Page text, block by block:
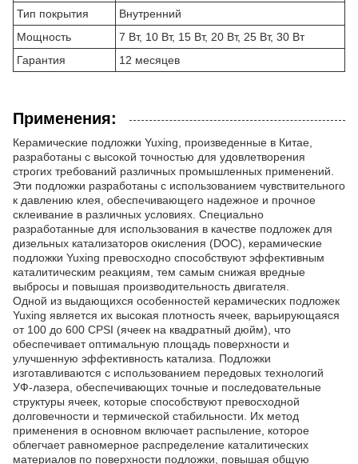
Тип покрытия
Внутренний
Мощность
7 Вт, 10 Вт, 15 Вт, 20 Вт, 25 Вт, 30 Вт
Гарантия
12 месяцев
Применения:
Керамические подложки Yuxing, произведенные в Китае,
разработаны с высокой точностью для удовлетворения
строгих требований различных промышленных применений.
Эти подложки разработаны с использованием чувствительного
к давлению клея, обеспечивающего надежное и прочное
склеивание в различных условиях. Специально
разработанные для использования в качестве подложек для
дизельных катализаторов окисления (DOC), керамические
подложки Yuxing превосходно способствуют эффективным
каталитическим реакциям, тем самым снижая вредные
выбросы и повышая производительность двигателя.
Одной из выдающихся особенностей керамических подложек
Yuxing является их высокая плотность ячеек, варьирующаяся
от 100 до 600 CPSI (ячеек на квадратный дюйм), что
обеспечивает оптимальную площадь поверхности и
улучшенную эффективность катализа. Подложки
изготавливаются с использованием передовых технологий
УФ-лазера, обеспечивающих точные и последовательные
структуры ячеек, которые способствуют превосходной
долговечности и термической стабильности. Их метод
применения в основном включает распыление, которое
облегчает равномерное распределение каталитических
материалов по поверхности подложки, повышая общую